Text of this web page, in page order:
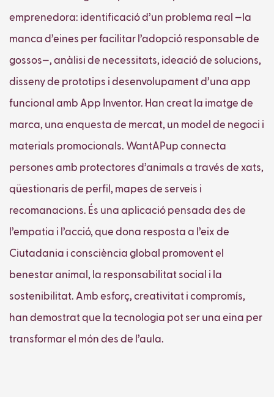
emprenedora: identificació d’un problema real —la
manca d’eines per facilitar l’adopció responsable de
gossos—, anàlisi de necessitats, ideació de solucions,
disseny de prototips i desenvolupament d’una app
funcional amb App Inventor. Han creat la imatge de
marca, una enquesta de mercat, un model de negoci i
materials promocionals. WantAPup connecta
persones amb protectores d’animals a través de xats,
qüestionaris de perfil, mapes de serveis i
recomanacions. És una aplicació pensada des de
l’empatia i l’acció, que dona resposta a l’eix de
Ciutadania i consciència global promovent el
benestar animal, la responsabilitat social i la
sostenibilitat. Amb esforç, creativitat i compromís,
han demostrat que la tecnologia pot ser una eina per
transformar el món des de l’aula.